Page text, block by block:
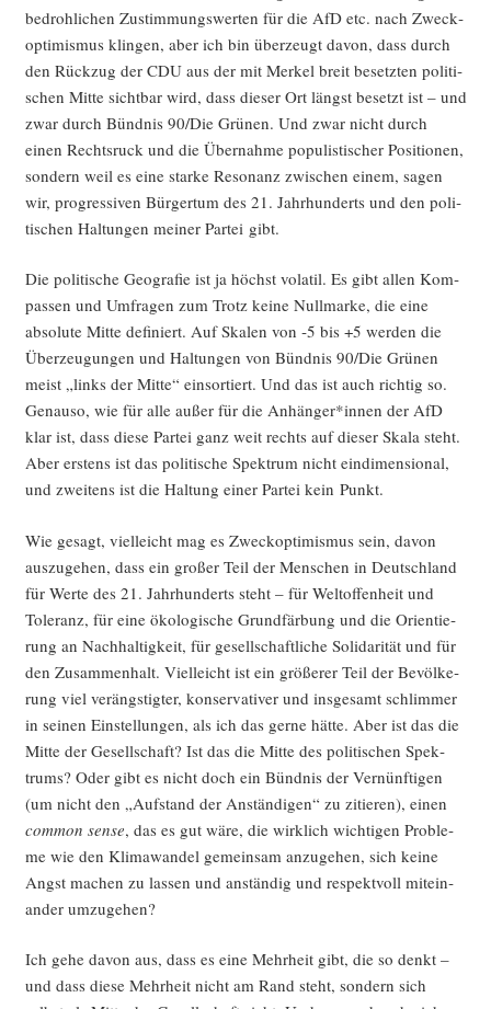
bedroh­li­chen Zustim­mungs­wer­ten für die AfD etc. nach Zweck­
op­ti­mis­mus klin­gen, aber ich bin über­zeugt davon, dass durch
den Rück­zug der CDU aus der mit Mer­kel breit besetz­ten poli­ti­
schen Mit­te sicht­bar wird, dass die­ser Ort längst besetzt ist – und
zwar durch Bünd­nis 90/Die Grü­nen. Und zwar nicht durch
einen Rechts­ruck und die Über­nah­me popu­lis­ti­scher Posi­tio­nen,
son­dern weil es eine star­ke Reso­nanz zwi­schen einem, sagen
wir, pro­gres­si­ven Bür­ger­tum des 21. Jahr­hun­derts und den poli­
ti­schen Hal­tun­gen mei­ner Par­tei gibt.
Die poli­ti­sche Geo­gra­fie ist ja höchst vola­til. Es gibt allen Kom­
pas­sen und Umfra­gen zum Trotz kei­ne Null­mar­ke, die eine
abso­lu­te Mit­te defi­niert. Auf Ska­len von ‑5 bis +5 wer­den die
Über­zeu­gun­gen und Hal­tun­gen von Bünd­nis 90/Die Grü­nen
meist „links der Mit­te“ ein­sor­tiert. Und das ist auch rich­tig so.
Genau­so, wie für alle außer für die Anhänger*innen der AfD
klar ist, dass die­se Par­tei ganz weit rechts auf die­ser Ska­la steht.
Aber ers­tens ist das poli­ti­sche Spek­trum nicht ein­di­men­sio­nal,
und zwei­tens ist die Hal­tung einer Par­tei kein Punkt.
Wie gesagt, viel­leicht mag es Zweck­op­ti­mis­mus sein, davon
aus­zu­ge­hen, dass ein gro­ßer Teil der Men­schen in Deutsch­land
für Wer­te des 21. Jahr­hun­derts steht – für Welt­of­fen­heit und
Tole­ranz, für eine öko­lo­gi­sche Grund­fär­bung und die Ori­en­tie­
rung an Nach­hal­tig­keit, für gesell­schaft­li­che Soli­da­ri­tät und für
den Zusam­men­halt. Viel­leicht ist ein grö­ße­rer Teil der Bevöl­ke­
rung viel ver­ängs­tig­ter, kon­ser­va­ti­ver und ins­ge­samt schlim­mer
in sei­nen Ein­stel­lun­gen, als ich das ger­ne hät­te. Aber ist das die
Mit­te der Gesell­schaft? Ist das die Mit­te des poli­ti­schen Spek­
trums? Oder gibt es nicht doch ein Bünd­nis der Ver­nünf­ti­gen
(um nicht den „Auf­stand der Anstän­di­gen“ zu zitie­ren), einen
com­mon sen­se, das es gut wäre, die wirk­lich wich­ti­gen Pro­ble­
me wie den Kli­ma­wan­del gemein­sam anzu­ge­hen, sich kei­ne
Angst machen zu las­sen und anstän­dig und respekt­voll mit­ein­
an­der umzugehen?
Ich gehe davon aus, dass es eine Mehr­heit gibt, die so denkt –
und dass die­se Mehr­heit nicht am Rand steht, son­dern sich